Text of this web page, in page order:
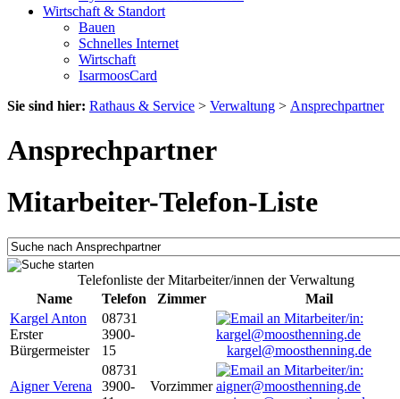
Wirtschaft & Standort
Bauen
Schnelles Internet
Wirtschaft
IsarmoosCard
Sie sind hier: Rathaus & Service > Verwaltung > Ansprechpartner
Ansprechpartner
Mitarbeiter-Telefon-Liste
Telefonliste der Mitarbeiter/innen der Verwaltung
Name
Telefon Zimmer
Mail
Kargel Anton
Erster
Bürgermeister
08731
3900-
15
kargel@moosthenning.de
Aigner Verena
08731
3900-
Vorzimmer